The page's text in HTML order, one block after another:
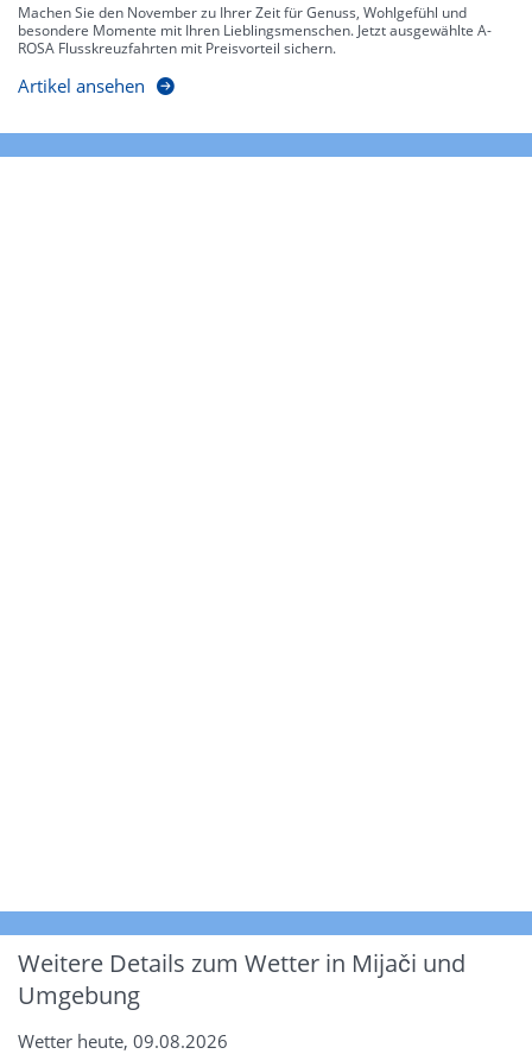
Machen Sie den November zu Ihrer Zeit für Genuss, Wohlgefühl und
besondere Momente mit Ihren Lieblingsmenschen. Jetzt ausgewählte A-
ROSA Flusskreuzfahrten mit Preisvorteil sichern.
Artikel ansehen
Weitere Details zum Wetter in Mijači und
Umgebung
Wetter heute, 09.08.2026